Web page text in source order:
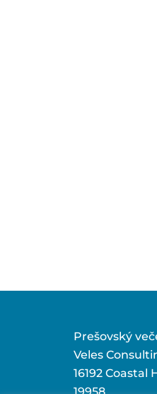
Prešovský
Veles
16192 Coastal